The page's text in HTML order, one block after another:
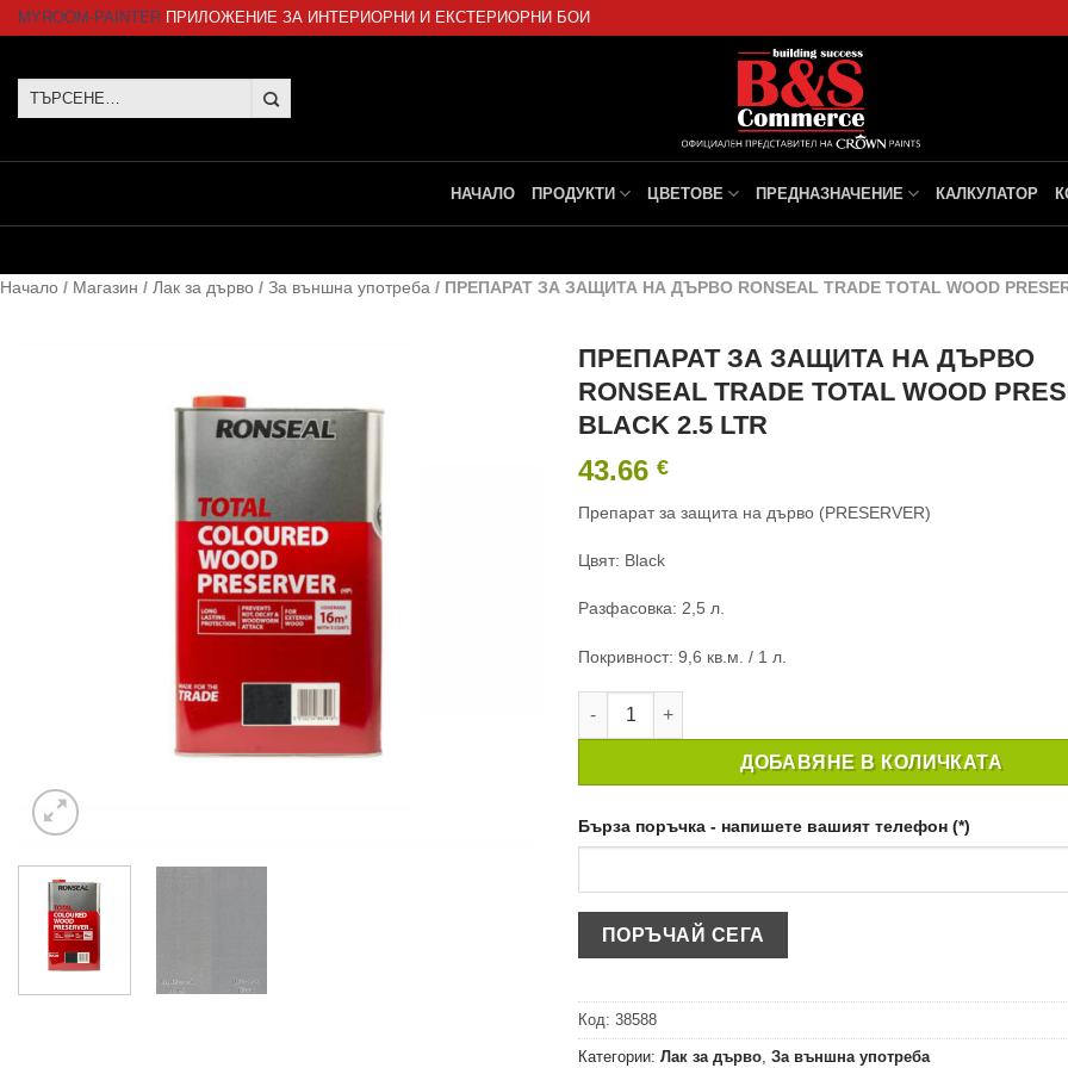
SkipMYROOM-PAINTER ПРИЛОЖЕНИЕ ЗА ИНТЕРИОРНИ И ЕКСТЕРИОРНИ БОИ
Търсене
НАЧАЛО ПРОДУКТИ ЦВЕТОВЕ ПРЕДНАЗНАЧЕНИЕ КАЛКУЛАТОР
Начало / Магазин / Лак за дърво / За външна употреба / ПРЕПАРАТ ЗА ЗАЩИТА НА ДЪРВО RONSEAL TRADE TOTAL WOOD
ПРЕПАРАТ ЗА ЗАЩИТА НА ДЪРВО
RONSEAL TRADE TOTAL WOOD
BLACK 2.5 LTR
43.66€
Препарат за защита на дърво (PRESERVER)
Цвят: Black
Разфасовка: 2,5 л.
Покривност: 9,6 кв.м. / 1 л.
количество за ПРЕПАРАТ ЗА ЗАЩИТА НА ДЪРВО RONSEAL
ДОБАВЯНЕ В КОЛИЧКАТА
Бърза поръчка - напишете вашият телефон (*)
Код:38588
Категории:Лак за дърво,За външна употреба